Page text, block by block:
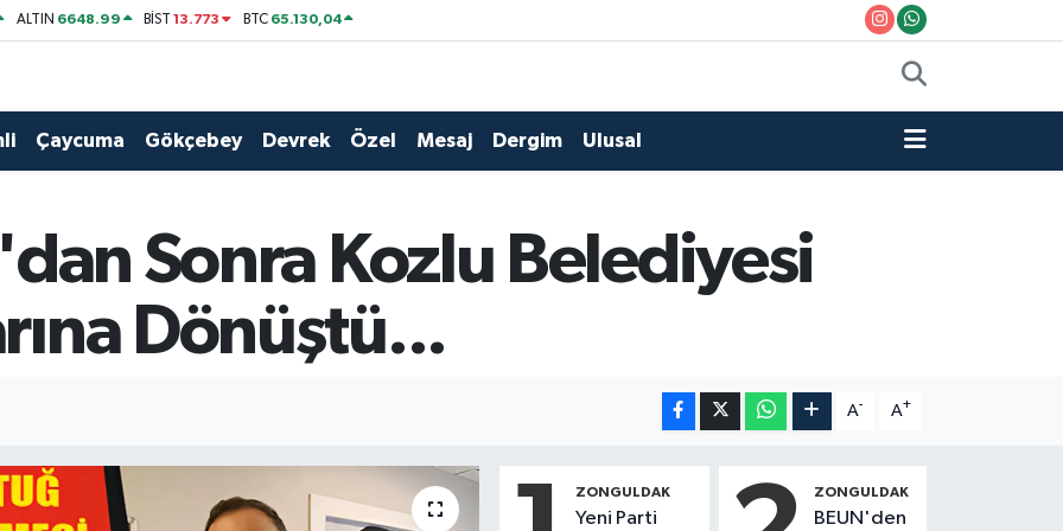
ALTIN 6648.99 BİST13.773 BTC 65.130,04
Çaycuma Gökçebey Devrek Özel Mesaj Dergim Ulusal
Sonra Kozlu Belediyesi
Dönüştü...
A- A+
ZONGULDAK
Yeni Parti
ZONGULDAK
BEUN'den